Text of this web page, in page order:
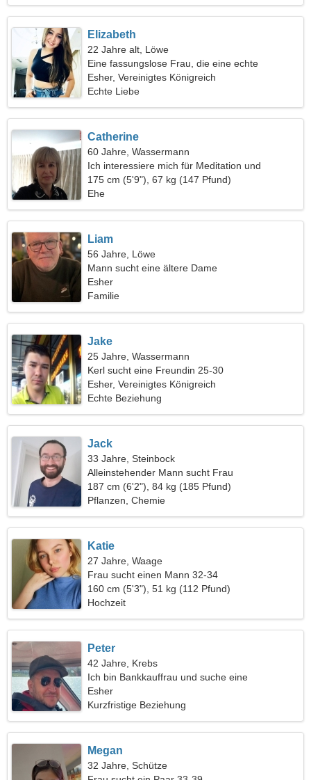
Elizabeth
22 Jahre alt, Löwe
Eine fassungslose Frau, die eine echte
Beziehung sucht
Esher, Vereinigtes Königreich
Echte Liebe
Catherine
60 Jahre, Wassermann
Ich interessiere mich für Meditation und
Videospiele
175 cm (5'9"), 67 kg (147 Pfund)
Ehe
Liam
56 Jahre, Löwe
Mann sucht eine ältere Dame
Esher
Familie
Jake
25 Jahre, Wassermann
Kerl sucht eine Freundin 25-30
Esher, Vereinigtes Königreich
Echte Beziehung
Jack
33 Jahre, Steinbock
Alleinstehender Mann sucht Frau
187 cm (6'2"), 84 kg (185 Pfund)
Pflanzen, Chemie
Katie
27 Jahre, Waage
Frau sucht einen Mann 32-34
160 cm (5'3"), 51 kg (112 Pfund)
Hochzeit
Peter
42 Jahre, Krebs
Ich bin Bankkauffrau und suche eine
ungewöhnliche Frau
Esher
Kurzfristige Beziehung
Megan
32 Jahre, Schütze